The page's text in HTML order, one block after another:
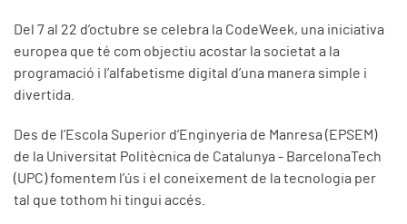
Del 7 al 22 d’octubre se celebra la CodeWeek, una iniciativa
europea que té com objectiu acostar la societat a la
programació i l’alfabetisme digital d’una manera simple i
divertida.
Des de l’Escola Superior d’Enginyeria de Manresa (EPSEM)
de la Universitat Politècnica de Catalunya - BarcelonaTech
(UPC) fomentem l’ús i el coneixement de la tecnologia per
tal que tothom hi tingui accés.